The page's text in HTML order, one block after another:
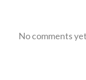
No comments